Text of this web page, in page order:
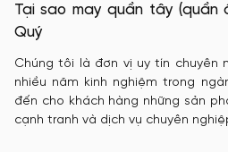
Tại sao may quần tây (quần
Quý
Chúng tôi là đơn vị uy tín chuyên
nhiều năm kinh nghiệm trong
đến cho khách hàng những sản
cạnh tranh và dịch vụ chuyên